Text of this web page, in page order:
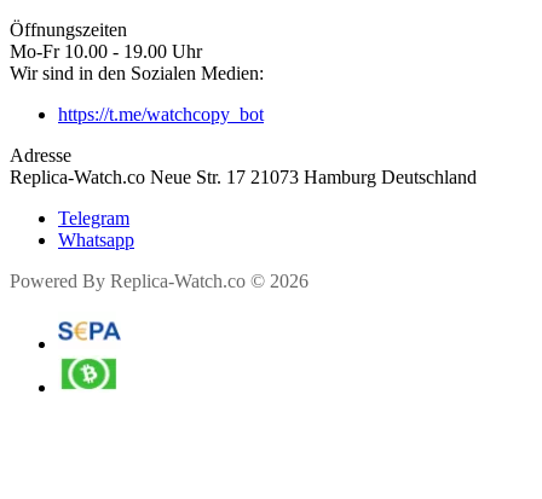
Öffnungszeiten
Mo-Fr 10.00 - 19.00 Uhr
Wir sind in den Sozialen Medien:
https://t.me/watchcopy_bot
Adresse
Replica-Watch.co Neue Str. 17 21073 Hamburg Deutschland
Telegram
Whatsapp
Powered By Replica-Watch.co © 2026